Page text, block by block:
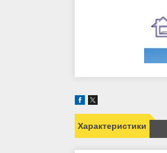
Характеристики